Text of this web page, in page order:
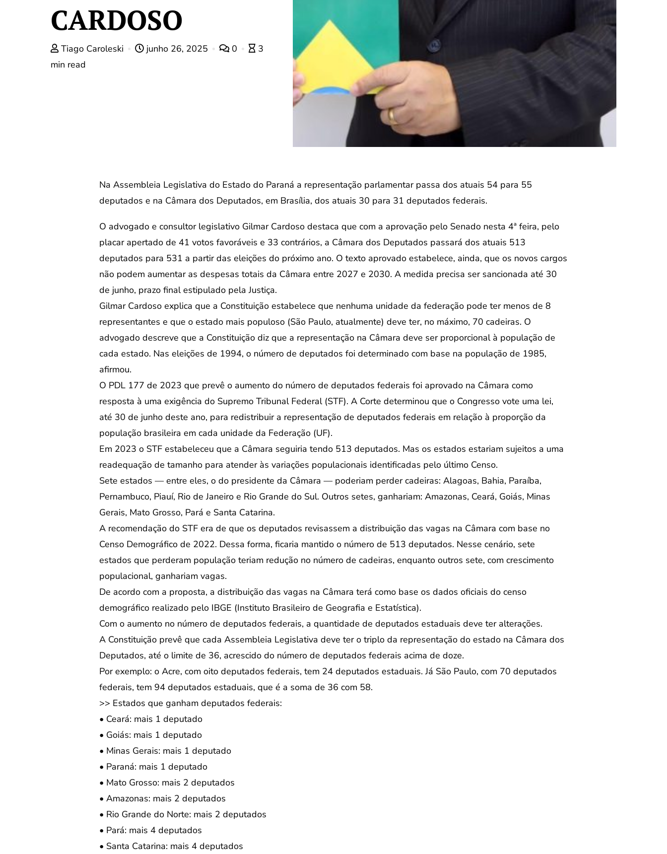
CARDOSO
Tiago Caroleski junho 26, 2025 0
3
min read
Na Assembleia Legislativa do Estado do Paraná a representação parlamentar passa dos atuais 54 para 55
deputados e na Câmara dos Deputados, em Brasília, dos atuais 30 para 31 deputados federais.
O advogado e consultor legislativo Gilmar Cardoso destaca que com a aprovação pelo Senado nesta 4ª feira, pelo
placar apertado de 41 votos favoráveis e 33 contrários, a Câmara dos Deputados passará dos atuais 513
deputados para 531 a partir das eleições do próximo ano. O texto aprovado estabelece, ainda, que os novos cargos
não podem aumentar as despesas totais da Câmara entre 2027 e 2030. A medida precisa ser sancionada até 30
de junho, prazo final estipulado pela Justiça.
Gilmar Cardoso explica que a Constituição estabelece que nenhuma unidade da federação pode ter menos de 8
representantes e que o estado mais populoso (São Paulo, atualmente) deve ter, no máximo, 70 cadeiras. O
advogado descreve que a Constituição diz que a representação na Câmara deve ser proporcional à população de
cada estado. Nas eleições de 1994, o número de deputados foi determinado com base na população de 1985,
afirmou.
O PDL 177 de 2023 que prevê o aumento do número de deputados federais foi aprovado na Câmara como
resposta à uma exigência do Supremo Tribunal Federal (STF). A Corte determinou que o Congresso vote uma lei,
até 30 de junho deste ano, para redistribuir a representação de deputados federais em relação à proporção da
população brasileira em cada unidade da Federação (UF).
Em 2023 o STF estabeleceu que a Câmara seguiria tendo 513 deputados. Mas os estados estariam sujeitos a uma
readequação de tamanho para atender às variações populacionais identificadas pelo último Censo.
Sete estados — entre eles, o do presidente da Câmara — poderiam perder cadeiras: Alagoas, Bahia, Paraíba,
Pernambuco, Piauí, Rio de Janeiro e Rio Grande do Sul. Outros setes, ganhariam: Amazonas, Ceará, Goiás, Minas
Gerais, Mato Grosso, Pará e Santa Catarina.
A recomendação do STF era de que os deputados revisassem a distribuição das vagas na Câmara com base no
Censo Demográfico de 2022. Dessa forma, ficaria mantido o número de 513 deputados. Nesse cenário, sete
estados que perderam população teriam redução no número de cadeiras, enquanto outros sete, com crescimento
populacional, ganhariam vagas.
De acordo com a proposta, a distribuição das vagas na Câmara terá como base os dados oficiais do censo
demográfico realizado pelo IBGE (Instituto Brasileiro de Geografia e Estatística).
Com o aumento no número de deputados federais, a quantidade de deputados estaduais deve ter alterações.
A Constituição prevê que cada Assembleia Legislativa deve ter o triplo da representação do estado na Câmara dos
Deputados, até o limite de 36, acrescido do número de deputados federais acima de doze.
Por exemplo: o Acre, com oito deputados federais, tem 24 deputados estaduais. Já São Paulo, com 70 deputados
federais, tem 94 deputados estaduais, que é a soma de 36 com 58.
>> Estados que ganham deputados federais:
• Ceará: mais 1 deputado
• Goiás: mais 1 deputado
• Minas Gerais: mais 1 deputado
• Paraná: mais 1 deputado
• Mato Grosso: mais 2 deputados
• Amazonas: mais 2 deputados
• Rio Grande do Norte: mais 2 deputados
• Pará: mais 4 deputados
• Santa Catarina: mais 4 deputados